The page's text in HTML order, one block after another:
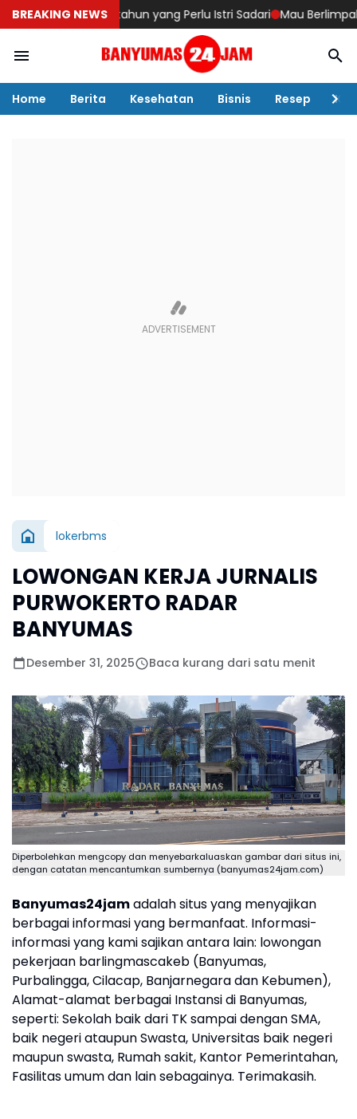
BREAKING NEWS
di Usia 40 tahun yang Perlu Istri Sadari Mau Berlimpah
Home Berita Kesehatan Bisnis Resep
lokerbms
LOWONGAN KERJA JURNALIS
PURWOKERTO RADAR
BANYUMAS
Desember 31, 2025 Baca kurang dari satu menit
Diperbolehkan mengcopy dan menyebarkaluaskan gambar dari situs ini,
dengan catatan mencantumkan sumbernya (banyumas24jam.com)
Banyumas24jamadalah situs yang menyajikan
berbagai informasi yang bermanfaat. Informasi-
informasi yang kami sajikan antara lain: lowongan
pekerjaan barlingmascakeb (Banyumas,
Purbalingga, Cilacap, Banjarnegara dan Kebumen),
Alamat-alamat berbagai Instansi di Banyumas,
seperti: Sekolah baik dari TK sampai dengan SMA,
baik negeri ataupun Swasta, Universitas baik negeri
maupun swasta, Rumah sakit, Kantor Pemerintahan,
Fasilitas umum dan lain sebagainya. Terimakasih.